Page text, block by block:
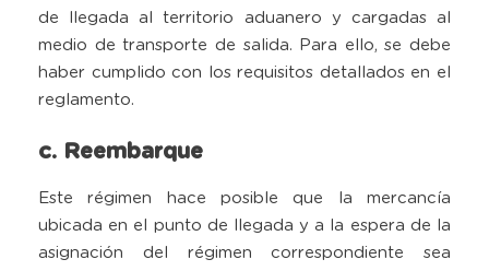
de llegada al territorio aduanero y cargadas al
medio de transporte de salida. Para ello, se debe
haber cumplido con los requisitos detallados en el
reglamento.
c. Reembarque
Este régimen hace posible que la mercancía
ubicada en el punto de llegada y a la espera de la
asignación del régimen correspondiente sea